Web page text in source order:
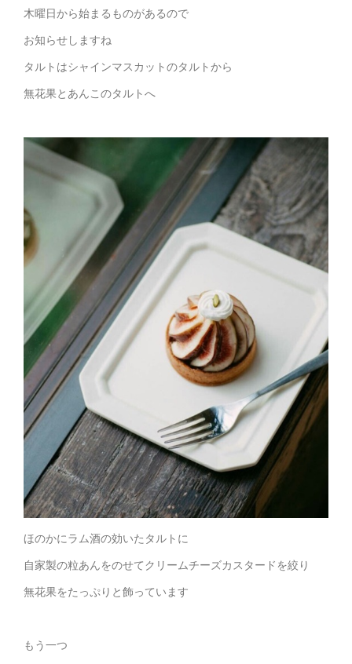
木曜日から始まるものがあるので
お知らせしますね
タルトはシャインマスカットのタルトから
無花果とあんこのタルトへ
ほのかにラム酒の効いたタルトに
自家製の粒あんをのせてクリームチーズカスタードを絞り
無花果をたっぷりと飾っています
もう一つ